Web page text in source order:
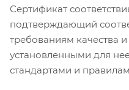
Сертификат
подтверждающий
требованиям качества
установленными для
стандартами и